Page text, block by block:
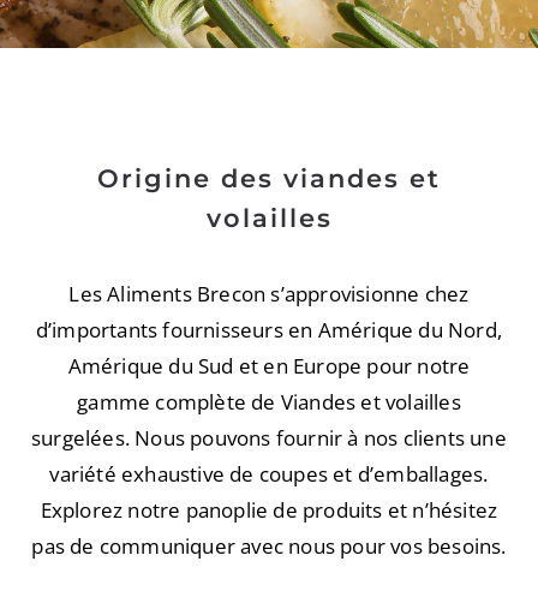
Origine des viandes et
volailles
Les Aliments Brecon s’approvisionne chez
d’importants fournisseurs en Amérique du Nord,
Amérique du Sud et en Europe pour notre
gamme complète de Viandes et volailles
surgelées. Nous pouvons fournir à nos clients une
variété exhaustive de coupes et d’emballages.
Explorez notre panoplie de produits et n’hésitez
pas de communiquer avec nous pour vos besoins.